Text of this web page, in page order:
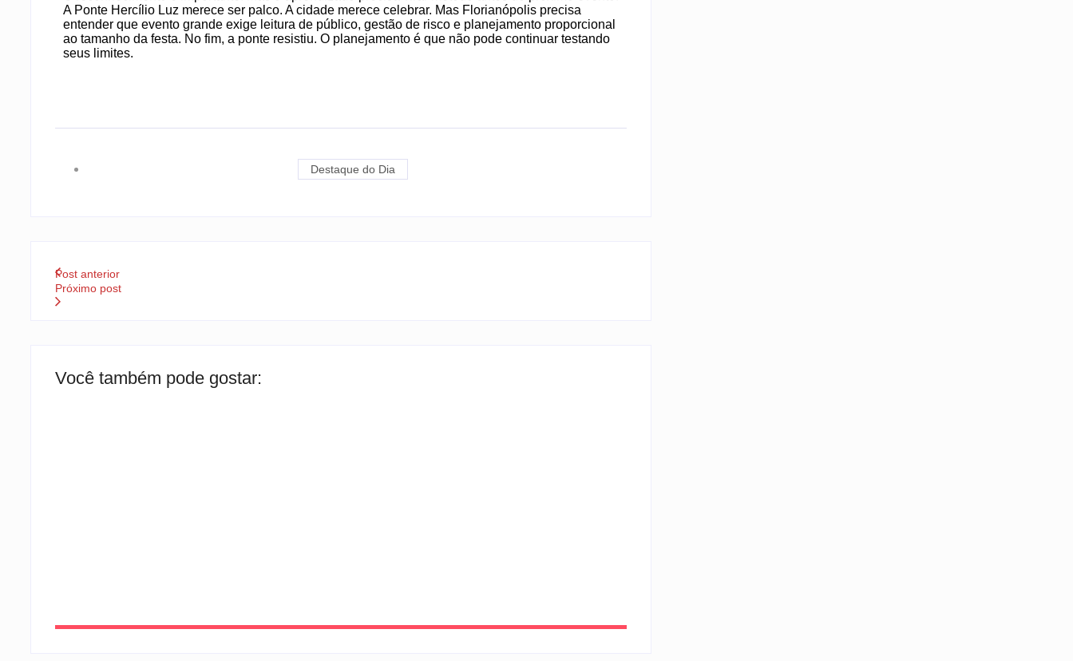
A Ponte Hercílio Luz merece ser palco. A cidade merece celebrar. Mas Florianópolis precisa
entender que evento grande exige leitura de público, gestão de risco e planejamento proporcional
ao tamanho da festa. No fim, a ponte resistiu. O planejamento é que não pode continuar testando
seus limites.
Destaque do Dia
Post anterior
Próximo post
Você também pode gostar: